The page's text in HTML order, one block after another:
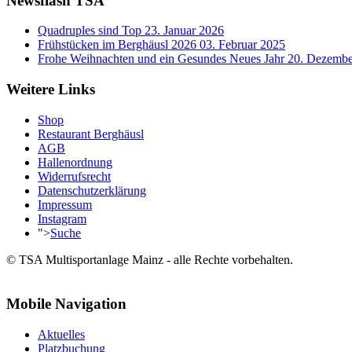
Quadruples sind Top 23. Januar 2026
Frühstücken im Berghäusl 2026 03. Februar 2025
Frohe Weihnachten und ein Gesundes Neues Jahr 20.
Weitere Links
Shop
Restaurant Berghäusl
AGB
Hallenordnung
Widerrufsrecht
Datenschutzerklärung
Impressum
Instagram
">Suche
© TSA Multisportanlage Mainz - alle Rechte vorbehalten.
Mobile Navigation
Aktuelles
Platzbuchung